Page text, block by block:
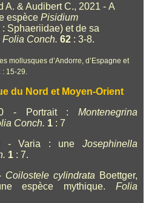
A. & Audibert C., 2021 - A
espècePisidium
Sphaeriidae) et de sa
Folia Conch. 62 : 3-8.
mollusques d’Andorre, d’Espagne et
: 15-29.
du Nord et Moyen-Orient
- Portrait : Montenegrina
Conch. 1 : 7
- Varia : une Josephinella
1 : 7.
Coilostele cylindrata Boettger,
espèce mythique. Folia